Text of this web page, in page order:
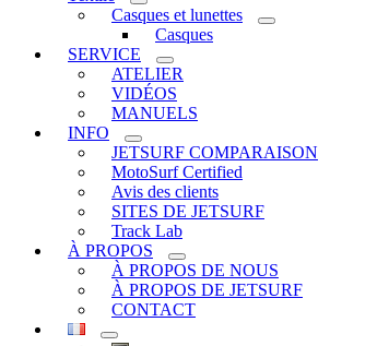
Casques et lunettes
Casques
SERVICE
ATELIER
VIDÉOS
MANUELS
INFO
JETSURF COMPARAISON
MotoSurf Certified
Avis des clients
SITES DE JETSURF
Track Lab
À PROPOS
À PROPOS DE NOUS
À PROPOS DE JETSURF
CONTACT